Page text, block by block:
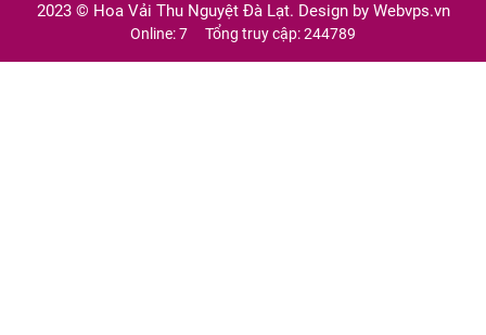
2023 © Hoa Vải Thu Nguyệt Đà Lạt. Design by Webvps.vn
Online: 7 Tổng truy cập: 244789